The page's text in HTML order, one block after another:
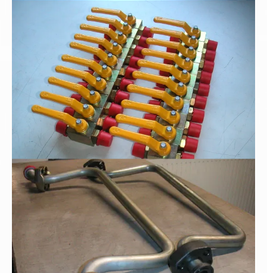
Hochdruck-Blockkugelhähne
Rohrbogenfertigung